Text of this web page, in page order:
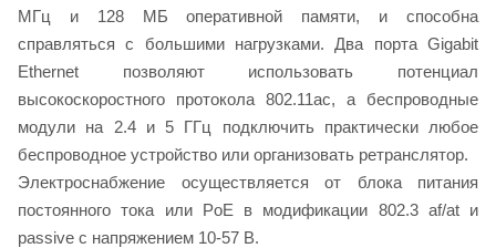
МГц и 128 МБ оперативной памяти, и способна
справляться с большими нагрузками. Два порта Gigabit
Ethernet позволяют использовать потенциал
высокоскоростного протокола 802.11ac, а беспроводные
модули на 2.4 и 5 ГГц подключить практически любое
беспроводное устройство или организовать ретранслятор.
Электроснабжение осуществляется от блока питания
постоянного тока или PoE в модификации 802.3 af/at и
passive с напряжением 10-57 В.